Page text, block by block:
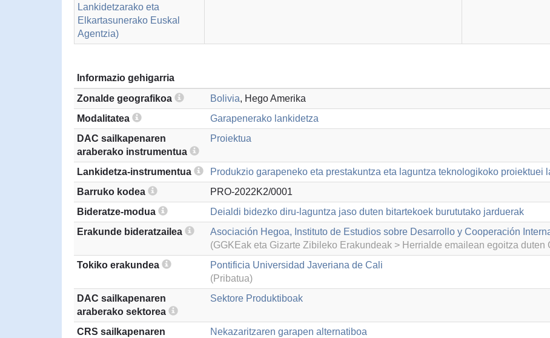
Lankidetzarako eta
Elkartasunerako Euskal
Agentzia)
Informazio gehigarria
Zonalde geografikoa
Bolivia, Hego Amerika
Modalitatea
Garapenerako lankidetza
DAC sailkapenaren
araberako instrumentua
Proiektua
Lankidetza-instrumentua
Produkzio garapeneko eta prestakuntza eta laguntza teknologikoko proiektuei
Barruko kodea
PRO-2022K2/0001
Bideratze-modua
Deialdi bidezko diru-laguntza jaso duten bitartekoek burututako jarduerak
Erakunde bideratzailea
Asociación Hegoa, Instituto de Estudios sobre Desarrollo y Cooperación
(GGKEak eta Gizarte Zibileko Erakundeak > Herrialde emailean egoitza duten
Tokiko erakundea
Pontificia Universidad Javeriana de Cali
(Pribatua)
DAC sailkapenaren
araberako sektorea
Sektore Produktiboak
CRS sailkapenaren Nekazaritzaren garapen alternatiboa